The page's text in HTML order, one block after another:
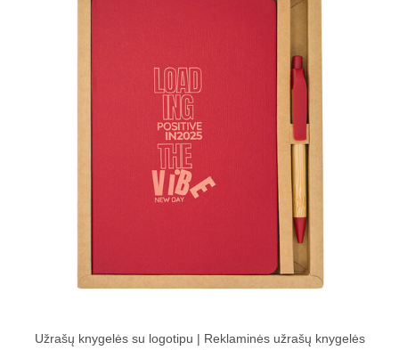
Užrašų knygelės su logotipu | Reklaminės užrašų knygelės